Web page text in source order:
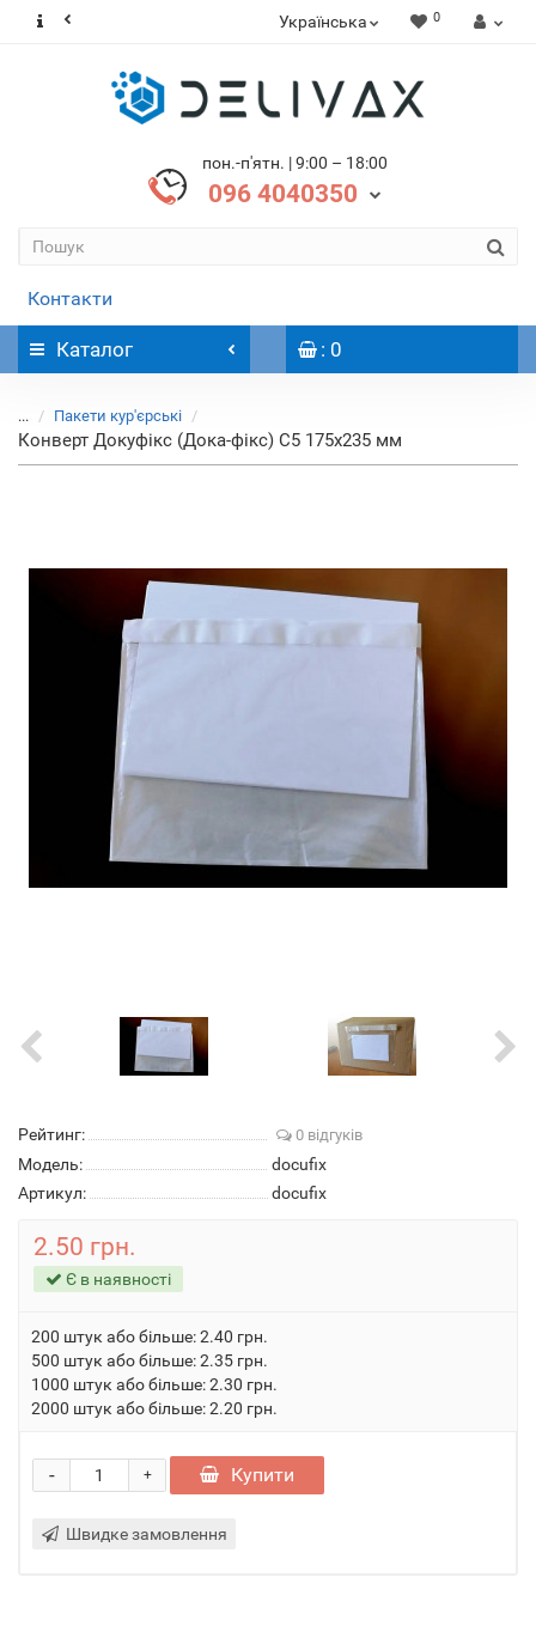
Українська 0
пон.-п'ятн. | 9:00 – 18:00
096 4040350
Контакти
Каталог : 0
... Пакети кур'єрські
Конверт Докуфікс (Дока-фікс) С5 175х235 мм
Рейтинг: 0 відгуків
Модель:
docufix
Артикул:
docufix
2.50 грн.
Є в наявності
200 штук або більше: 2.40 грн.
500 штук або більше: 2.35 грн.
1000 штук або більше: 2.30 грн.
2000 штук або більше: 2.20 грн.
+
- Купити
Швидке замовлення